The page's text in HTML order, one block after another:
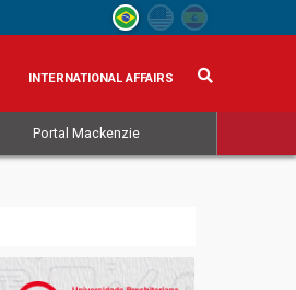
INTERNATIONAL AFFAIRS
Portal Mackenzie